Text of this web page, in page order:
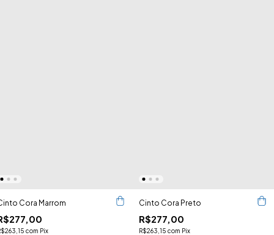
Cora Marrom
com Pix
Cinto Cora Preto
R$277,00
R$263,15 com Pix